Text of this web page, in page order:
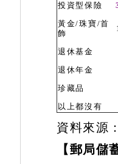
投資型保險
黃金/珠寶/首
飾
退休基金
退休年金
珍藏品
以上都沒有
資料來源
【郵局儲